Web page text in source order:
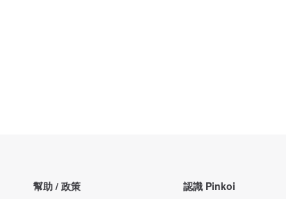
幫助 / 政策 認識 Pinkoi